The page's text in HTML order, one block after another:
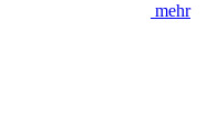
mehr